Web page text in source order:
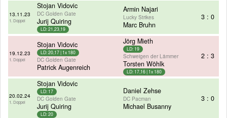
13.11.23
1. Doppel
Stojan Vidovic
DC Golden Gate
Jurij Quiring
LD: 21,23,19
Armin Najari
Lucky Strikes
Marc Bruhn
3 : 0
19.12.23
1. Doppel
Stojan Vidovic
LD: 20,17 | 1x 180
DC Golden Gate
Patrick Augenreich
Jörg Mieth
LD: 19
Schweigen der Lämmer
Torsten Wöhlk
LD: 17,16 | 1x 180
2 : 3
20.02.24
1. Doppel
Stojan Vidovic
LD: 17
DC Golden Gate
Jurij Quiring
LD: 20
Daniel Zehse
DC Pacman
Michael Busanny
3 : 0